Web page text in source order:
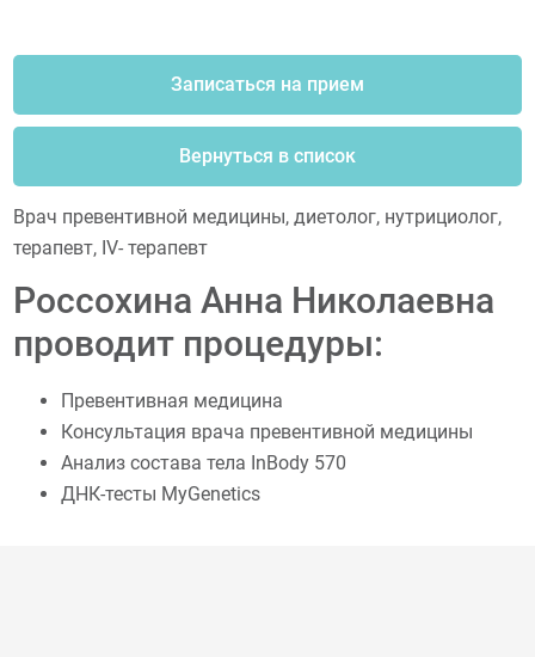
Записаться на прием
Вернуться в список
Врач превентивной медицины, диетолог, нутрициолог,
терапевт, IV- терапевт
Россохина Анна Николаевна
проводит процедуры:
Превентивная медицина
Консультация врача превентивной медицины
Анализ состава тела InBody 570
ДНК-тесты MyGenetics